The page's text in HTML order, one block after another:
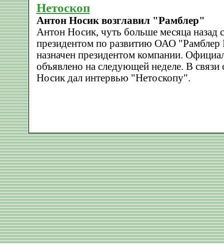
Нетоскоп
Антон Носик возглавил "Рамблер"
Антон Носик, чуть больше месяца назад
президентом по развитию ОАО "Рамблер
назначен президентом компании.
объявлено на следующей неделе. В
Носик дал интервью "Нетоскопу".